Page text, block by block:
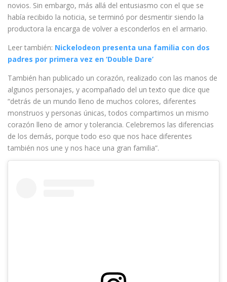
novios. Sin embargo, más allá del entusiasmo con el que se
había recibido la noticia, se terminó por desmentir siendo la
productora la encarga de volver a esconderlos en el armario.
Leer también: Nickelodeon presenta una familia con dos
padres por primera vez en ‘Double Dare’
También han publicado un corazón, realizado con las manos de
algunos personajes, y acompañado del un texto que dice que
“detrás de un mundo lleno de muchos colores, diferentes
monstruos y personas únicas, todos compartimos un mismo
corazón lleno de amor y tolerancia. Celebremos las diferencias
de los demás, porque todo eso que nos hace diferentes
también nos une y nos hace una gran familia”.